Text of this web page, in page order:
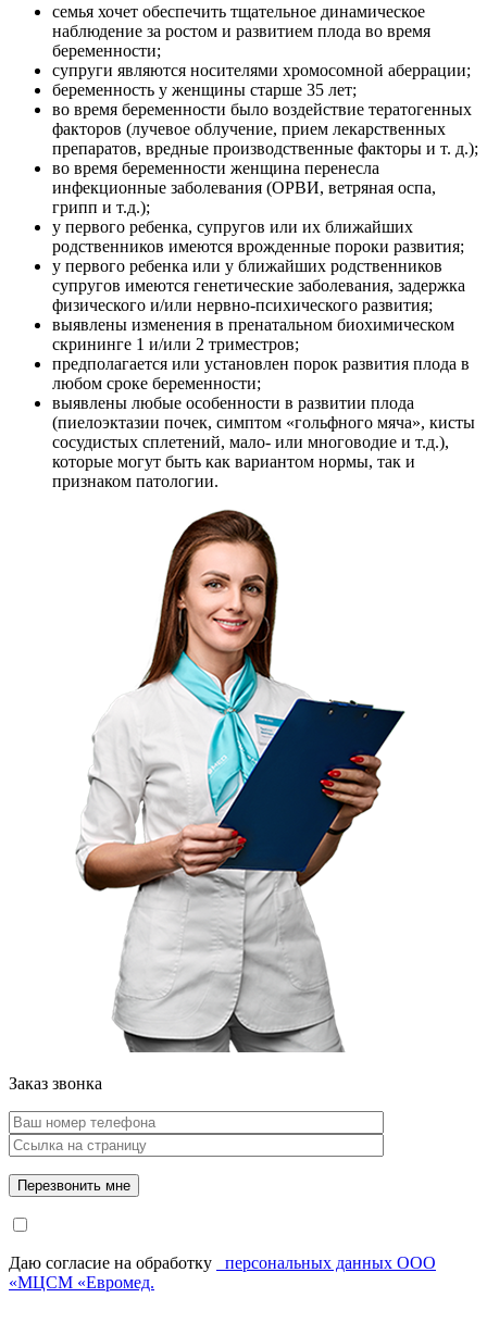
семья хочет обеспечить тщательное динамическое
наблюдение за ростом и развитием плода во время
беременности;
супруги являются носителями хромосомной аберрации;
беременность у женщины старше 35 лет;
во время беременности было воздействие тератогенных
факторов (лучевое облучение, прием лекарственных
препаратов, вредные производственные факторы и т. д.);
во время беременности женщина перенесла
инфекционные заболевания (ОРВИ, ветряная оспа,
грипп и т.д.);
у первого ребенка, супругов или их ближайших
родственников имеются врожденные пороки развития;
у первого ребенка или у ближайших родственников
супругов имеются генетические заболевания, задержка
физического и/или нервно-психического развития;
выявлены изменения в пренатальном биохимическом
скрининге 1 и/или 2 триместров;
предполагается или установлен порок развития плода в
любом сроке беременности;
выявлены любые особенности в развитии плода
(пиелоэктазии почек, симптом «гольфного мяча», кисты
сосудистых сплетений, мало- или многоводие и т.д.),
которые могут быть как вариантом нормы, так и
признаком патологии.
Заказ звонка
Даю согласие на обработку
персональных данных ООО
«МЦСМ «Евромед.